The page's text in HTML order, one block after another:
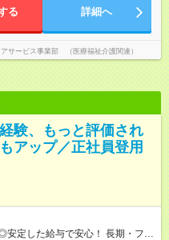
る 詳細へ
サービス事業部 （医療福祉介護関連）
験、もっと評価され
アップ／正社員登用